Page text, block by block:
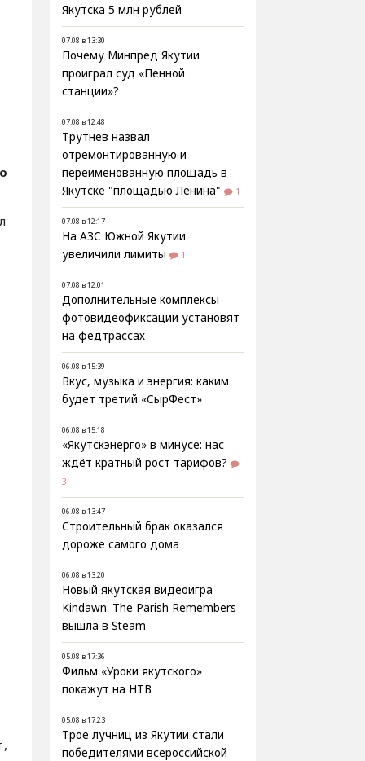
Якутска 5 млн рублей
07.08 в 13:30
Почему Минпред Якутии
проиграл суд «Пенной
станции»?
07.08 в 12:48
Трутнев назвал
отремонтированную и
переименованную площадь в
Якутске "площадью Ленина"
1
07.08 в 12:17
На АЗС Южной Якутии
увеличили лимиты
1
07.08 в 12:01
Дополнительные комплексы
фотовидеофиксации установят
на федтрассах
06.08 в 15:39
Вкус, музыка и энергия: каким
будет третий «СырФест»
06.08 в 15:18
«Якутскэнерго» в минусе: нас
ждёт кратный рост тарифов?
3
06.08 в 13:47
Строительный брак оказался
дороже самого дома
06.08 в 13:20
Новый якутская видеоигра
Kindawn: The Parish Remembers
вышла в Steam
05.08 в 17:36
Фильм «Уроки якутского»
покажут на НТВ
05.08 в 17:23
Трое лучниц из Якутии стали
победителями всероссийской